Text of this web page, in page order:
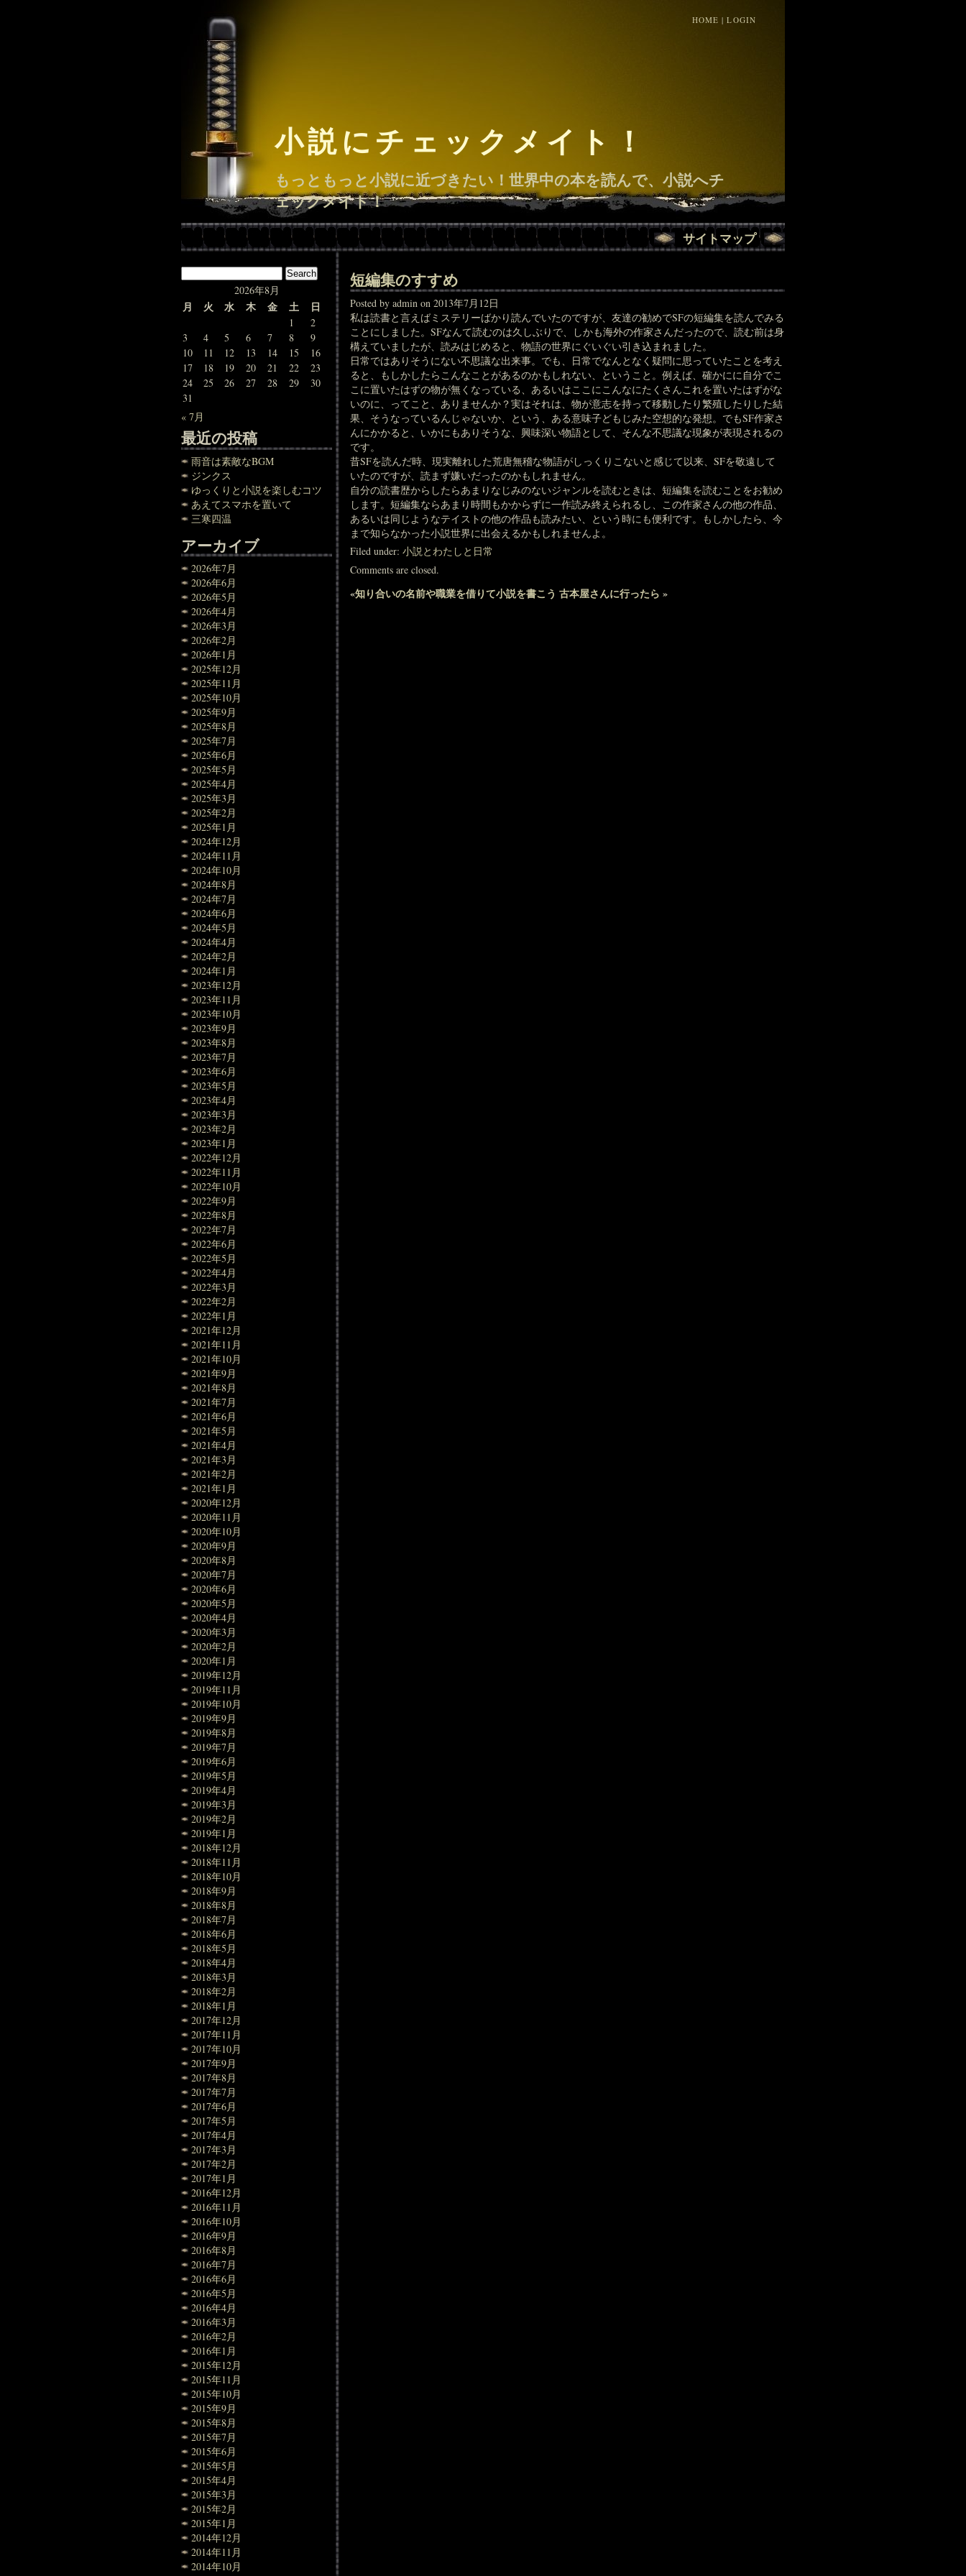
HOME |LOGIN
小説にチェックメイト！
もっともっと小説に近づきたい！世界中の本を読んで、小説へチ
ェックメイト！
サイトマップ
2026年8月
月 火 水 木 金 土 日
1
2
3
4 5 6 7 8
9
10
11 12 13 14 15
16
17
18 19 20 21 22
23
24
25 26 27 28 29
30
31
« 7月
最近の投稿
雨音は素敵なBGM
ジンクス
ゆっくりと小説を楽しむコツ
あえてスマホを置いて
三寒四温
アーカイブ
2026年7月
2026年6月
2026年5月
2026年4月
2026年3月
2026年2月
2026年1月
2025年12月
2025年11月
2025年10月
2025年9月
2025年8月
2025年7月
2025年6月
2025年5月
2025年4月
2025年3月
2025年2月
2025年1月
2024年12月
2024年11月
2024年10月
2024年8月
2024年7月
2024年6月
2024年5月
2024年4月
2024年2月
2024年1月
2023年12月
2023年11月
2023年10月
2023年9月
2023年8月
2023年7月
2023年6月
2023年5月
2023年4月
2023年3月
2023年2月
2023年1月
2022年12月
2022年11月
2022年10月
2022年9月
2022年8月
2022年7月
2022年6月
2022年5月
2022年4月
2022年3月
2022年2月
2022年1月
2021年12月
2021年11月
2021年10月
2021年9月
2021年8月
2021年7月
2021年6月
2021年5月
2021年4月
2021年3月
2021年2月
2021年1月
2020年12月
2020年11月
2020年10月
2020年9月
2020年8月
2020年7月
2020年6月
2020年5月
2020年4月
2020年3月
2020年2月
2020年1月
2019年12月
2019年11月
2019年10月
2019年9月
2019年8月
2019年7月
2019年6月
2019年5月
2019年4月
2019年3月
2019年2月
2019年1月
2018年12月
2018年11月
2018年10月
2018年9月
2018年8月
2018年7月
2018年6月
2018年5月
2018年4月
2018年3月
2018年2月
2018年1月
2017年12月
2017年11月
2017年10月
2017年9月
2017年8月
2017年7月
2017年6月
2017年5月
2017年4月
2017年3月
2017年2月
2017年1月
2016年12月
2016年11月
2016年10月
2016年9月
2016年8月
2016年7月
2016年6月
2016年5月
2016年4月
2016年3月
2016年2月
2016年1月
2015年12月
2015年11月
2015年10月
2015年9月
2015年8月
2015年7月
2015年6月
2015年5月
2015年4月
2015年3月
2015年2月
2015年1月
2014年12月
2014年11月
2014年10月
短編集のすすめ
Posted by admin on 2013年7月12日
私は読書と言えばミステリーばかり読んでいたのですが、友達の勧めでSFの短編集を読んでみる
ことにしました。SFなんて読むのは久しぶりで、しかも海外の作家さんだったので、読む前は身
構えていましたが、読みはじめると、物語の世界にぐいぐい引き込まれました。
日常ではありそうにない不思議な出来事。でも、日常でなんとなく疑問に思っていたことを考え
ると、もしかしたらこんなことがあるのかもしれない、ということ。例えば、確かにに自分でこ
こに置いたはずの物が無くなっている、あるいはここにこんなにたくさんこれを置いたはずがな
いのに、ってこと、ありませんか？実はそれは、物が意志を持って移動したり繁殖したりした結
果、そうなっているんじゃないか、という、ある意味子どもじみた空想的な発想。でもSF作家さ
んにかかると、いかにもありそうな、興味深い物語として、そんな不思議な現象が表現されるの
です。
昔SFを読んだ時、現実離れした荒唐無稽な物語がしっくりこないと感じて以来、SFを敬遠して
いたのですが、読まず嫌いだったのかもしれません。
自分の読書歴からしたらあまりなじみのないジャンルを読むときは、短編集を読むことをお勧め
します。短編集ならあまり時間もかからずに一作読み終えられるし、この作家さんの他の作品、
あるいは同じようなテイストの他の作品も読みたい、という時にも便利です。もしかしたら、今
まで知らなかった小説世界に出会えるかもしれませんよ。
Filed under:小説とわたしと日常
Comments are closed.
«知り合いの名前や職業を借りて小説を書こう 古本屋さんに行ったら »